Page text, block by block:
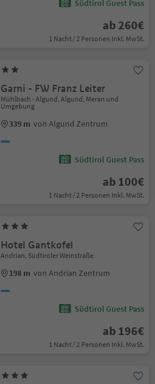
Südtirol Guest Pass
ab 260€
1 Nacht / 2 Personen Inkl. MwSt.
Garni - FW Franz Leiter
Mühlbach - Algund, Algund, Meran und
Umgebung
339 m von Algund Zentrum
Südtirol Guest Pass
ab 100€
1 Nacht / 2 Personen Inkl. MwSt.
Hotel Gantkofel
Andrian, Südtiroler Weinstraße
198 m von Andrian Zentrum
Südtirol Guest Pass
ab 196€
1 Nacht / 2 Personen Inkl. MwSt.